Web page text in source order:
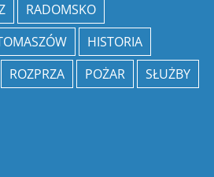
RADOMSKO
HISTORIA
ROZPRZA POŻAR SŁUŻBY